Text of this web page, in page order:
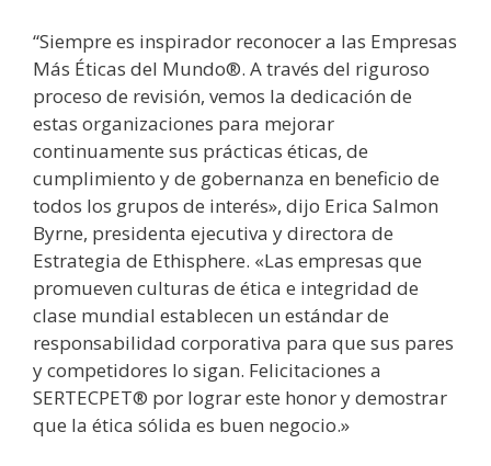
“Siempre es inspirador reconocer a las Empresas
Más Éticas del Mundo®. A través del riguroso
proceso de revisión, vemos la dedicación de
estas organizaciones para mejorar
continuamente sus prácticas éticas, de
cumplimiento y de gobernanza en beneficio de
todos los grupos de interés», dijo Erica Salmon
Byrne, presidenta ejecutiva y directora de
Estrategia de Ethisphere. «Las empresas que
promueven culturas de ética e integridad de
clase mundial establecen un estándar de
responsabilidad corporativa para que sus pares
y competidores lo sigan. Felicitaciones a
SERTECPET® por lograr este honor y demostrar
que la ética sólida es buen negocio.»